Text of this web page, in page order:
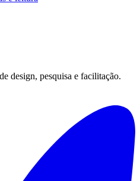
design, pesquisa e facilitação.